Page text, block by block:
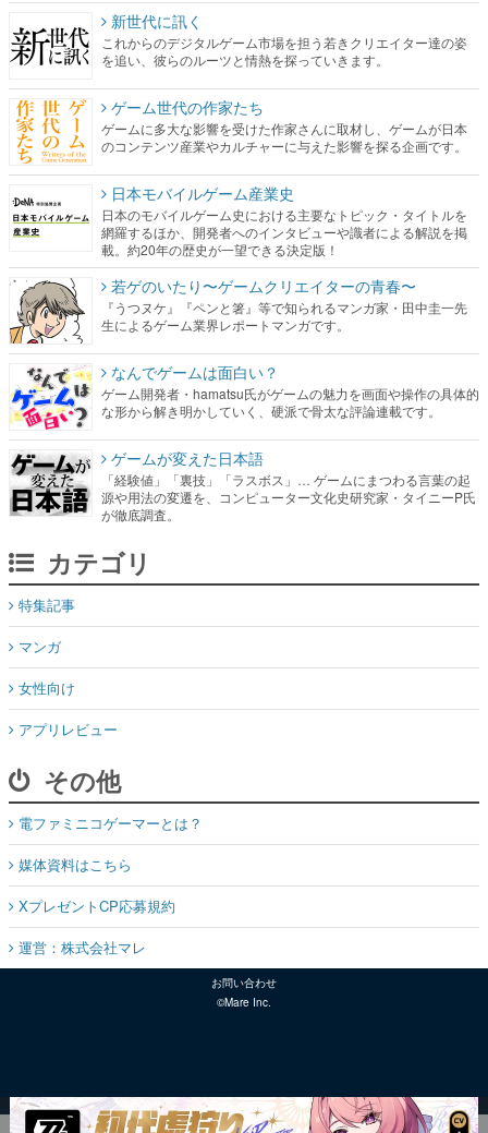
新世代に訊く
これからのデジタルゲーム市場を担う若きクリエイター達の姿
を追い、彼らのルーツと情熱を探っていきます。
ゲーム世代の作家たち
ゲームに多大な影響を受けた作家さんに取材し、ゲームが日本
のコンテンツ産業やカルチャーに与えた影響を探る企画です。
日本モバイルゲーム産業史
日本のモバイルゲーム史における主要なトピック・タイトルを
網羅するほか、開発者へのインタビューや識者による解説を掲
載。約20年の歴史が一望できる決定版！
若ゲのいたり〜ゲームクリエイターの青春〜
『うつヌケ』『ペンと箸』等で知られるマンガ家・田中圭一先
生によるゲーム業界レポートマンガです。
なんでゲームは面白い？
ゲーム開発者・hamatsu氏がゲームの魅力を画面や操作の具体的
な形から解き明かしていく、硬派で骨太な評論連載です。
ゲームが変えた日本語
「経験値」「裏技」「ラスボス」… ゲームにまつわる言葉の起
源や用法の変遷を、コンピューター文化史研究家・タイニーP氏
が徹底調査。
カテゴリ
特集記事
マンガ
女性向け
アプリレビュー
その他
電ファミニコゲーマーとは？
媒体資料はこちら
XプレゼントCP応募規約
運営：株式会社マレ
お問い合わせ
©Mare Inc.